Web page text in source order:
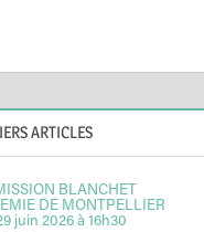
ARTICLES
BLANCHET
DE MONTPELLIER
juin 2026 à 16h30